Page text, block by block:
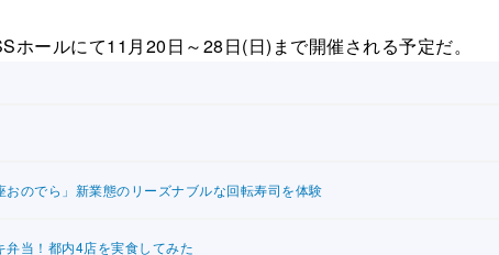
ールにて11月20日～28日(日)まで開催される予定だ。
のでら」新業態のリーズナブルな回転寿司を体験
弁当！都内4店を実食してみた